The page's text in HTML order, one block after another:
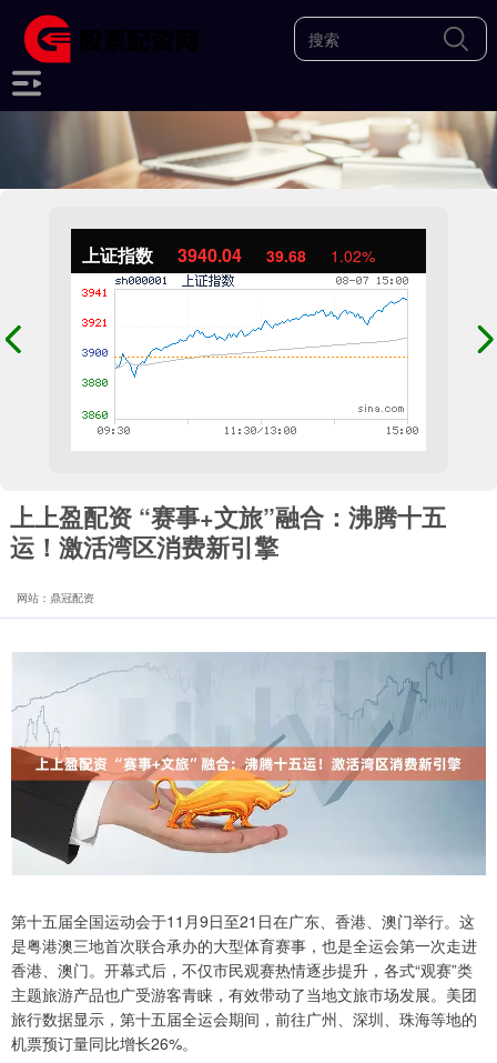
上证指数 3940.04 39.68 1.02%
上上盈配资 “赛事+文旅”融合：沸腾十五
运！激活湾区消费新引擎
网站：鼎冠配资
第十五届全国运动会于11月9日至21日在广东、香港、澳门举行。这
是粤港澳三地首次联合承办的大型体育赛事，也是全运会第一次走进
香港、澳门。开幕式后，不仅市民观赛热情逐步提升，各式“观赛”类
主题旅游产品也广受游客青睐，有效带动了当地文旅市场发展。美团
旅行数据显示，第十五届全运会期间，前往广州、深圳、珠海等地的
机票预订量同比增长26%。